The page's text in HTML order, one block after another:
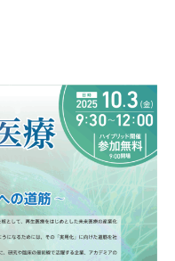
あたり